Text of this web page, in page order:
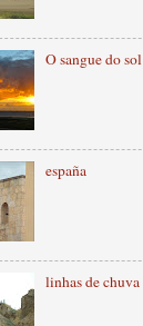
O sangue do sol
españa
linhas de chuva